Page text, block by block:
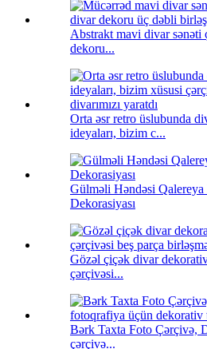
Abstrakt mavi divar sənəti
dekoru...
Orta əsr retro üslubunda
ideyaları, bizim c...
Gülməli Həndəsi
Dekorasiyası
Gözəl çiçək divar
çərçivəsi...
Bərk Taxta Foto Çərçivə,
çərçivə...